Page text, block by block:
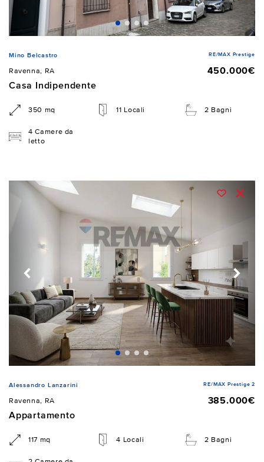
Mino Belcastro RE/MAX Prestige
Ravenna, RA
450.000€
Casa Indipendente
350 mq 11 Locali 2 Bagni
4 Camere da
letto
Alessandro Lanzarini RE/MAX Prestige 2
Ravenna, RA
385.000€
Appartamento
117 mq 4 Locali 2 Bagni